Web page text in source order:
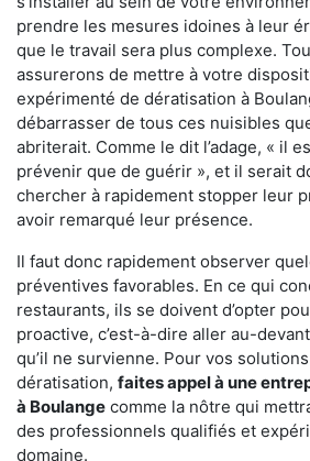
prendre les mesures idoines à leur
que le travail sera plus complexe.
assurerons de mettre à votre
expérimenté de dératisation à
débarrasser de tous ces nuisibles
abriterait. Comme le dit l’adage, « il
prévenir que de guérir », et il serait
chercher à rapidement stopper leur
avoir remarqué leur présence.
Il faut donc rapidement observer
préventives favorables. En ce qui
restaurants, ils se doivent d’opter
proactive, c’est-à-dire aller au-
qu’il ne survienne. Pour vos
dératisation, faites appel à une
à Boulange comme la nôtre qui
des professionnels qualifiés et
domaine.